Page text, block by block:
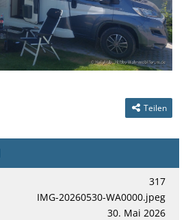
Teilen
317
IMG-20260530-WA0000.jpeg
30. Mai 2026